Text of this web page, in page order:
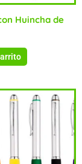
Huincha de